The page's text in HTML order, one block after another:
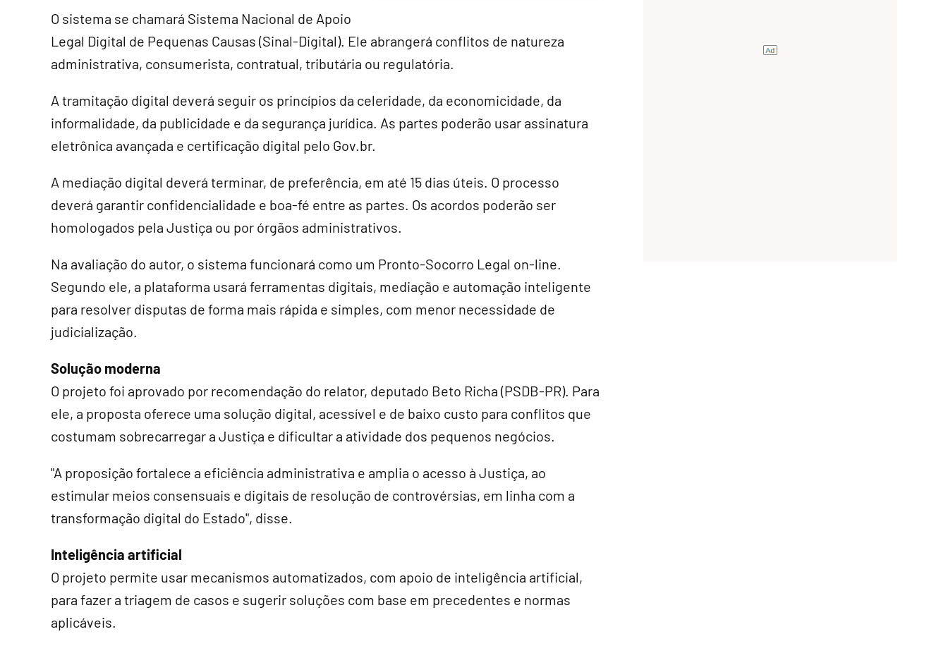
O sistema se chamará Sistema Nacional de Apoio
Legal Digital de Pequenas Causas (Sinal-Digital). Ele abrangerá conflitos de natureza
administrativa, consumerista, contratual, tributária ou regulatória.
A tramitação digital deverá seguir os princípios da celeridade, da economicidade, da
informalidade, da publicidade e da segurança jurídica. As partes poderão usar assinatura
eletrônica avançada e certificação digital pelo Gov.br.
A mediação digital deverá terminar, de preferência, em até 15 dias úteis. O processo
deverá garantir confidencialidade e boa-fé entre as partes. Os acordos poderão ser
homologados pela Justiça ou por órgãos administrativos.
Na avaliação do autor, o sistema funcionará como um Pronto-Socorro Legal on-line.
Segundo ele, a plataforma usará ferramentas digitais, mediação e automação inteligente
para resolver disputas de forma mais rápida e simples, com menor necessidade de
judicialização.
Solução moderna
O projeto foi aprovado por recomendação do relator, deputado Beto Richa (PSDB-PR). Para
ele, a proposta oferece uma solução digital, acessível e de baixo custo para conflitos que
costumam sobrecarregar a Justiça e dificultar a atividade dos pequenos negócios.
"A proposição fortalece a eficiência administrativa e amplia o acesso à Justiça, ao
estimular meios consensuais e digitais de resolução de controvérsias, em linha com a
transformação digital do Estado", disse.
Inteligência artificial
O projeto permite usar mecanismos automatizados, com apoio de inteligência artificial,
para fazer a triagem de casos e sugerir soluções com base em precedentes e normas
aplicáveis.